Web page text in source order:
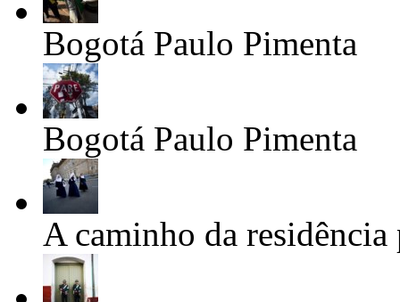
Bogotá Paulo Pimenta
Bogotá Paulo Pimenta
A caminho da